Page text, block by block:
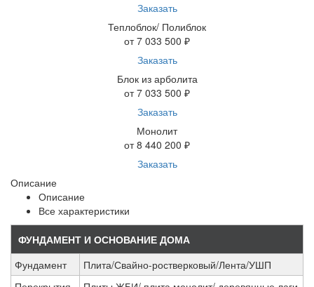
Заказать
Теплоблок/ Полиблок
от 7 033 500 ₽
Заказать
Блок из арболита
от 7 033 500 ₽
Заказать
Монолит
от 8 440 200 ₽
Заказать
Описание
Описание
Все характеристики
ФУНДАМЕНТ И ОСНОВАНИЕ ДОМА
Фундамент
Плита/Свайно-ростверковый/Лента/УШП